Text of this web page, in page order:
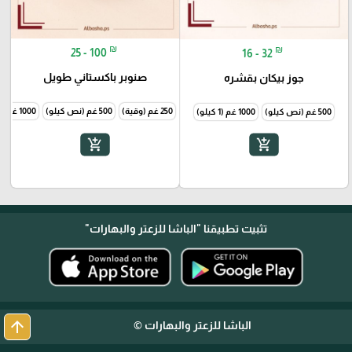
16 - 32 ₪
جوز بيكان بقشره
500 غم (نص كيلو) 1000 غم (1 كيلو)
add_shopping_cart
25 - 100 ₪
صنوبر باكستاني طويل
250 غم (وقية) 500 غم (نص كيلو) 1000 غم (1 كيلو)
add_shopping_cart
تثبيت تطبيقنا "الباشا للزعتر والبهارات"
الباشا للزعتر والبهارات © arrow_upward